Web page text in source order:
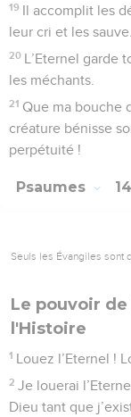
19 Il accomplit les
leur cri et les sauve.
20 L’Eternel garde
les méchants.
21 Que ma bouche
créature bénisse
perpétuité !
Psaumes
Seuls les Évangiles sont
Le pouvoir
l'Histoire
1 Louez l’Eternel !
2 Je louerai
Dieu tant que